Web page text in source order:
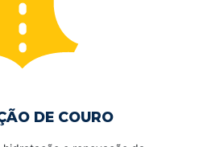
DE COURO